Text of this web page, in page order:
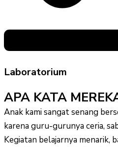
Laboratorium
APA KATA
Anak kami sangat senang
karena guru-gurunya ceria,
Kegiatan belajarnya menarik,